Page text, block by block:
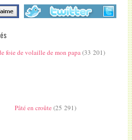
foie de volaille de mon papa(33 201)
Pâté en croûte(25 291)